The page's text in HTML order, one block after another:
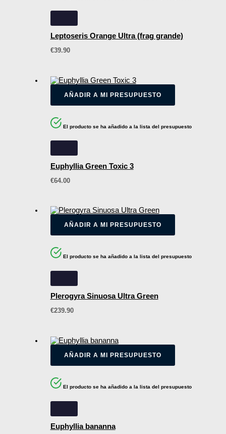
Leptoseris Orange Ultra (frag grande)
€39.90
AÑADIR A MI PRESUPUESTO
El producto se ha añadido a la lista del presupuesto
Euphyllia Green Toxic 3
€64.00
AÑADIR A MI PRESUPUESTO
El producto se ha añadido a la lista del presupuesto
Plerogyra Sinuosa Ultra Green
€239.90
AÑADIR A MI PRESUPUESTO
El producto se ha añadido a la lista del presupuesto
Euphyllia bananna